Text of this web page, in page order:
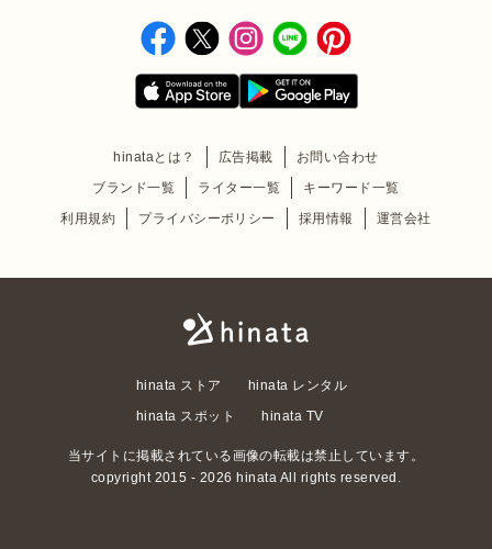
hinataとは？ 広告掲載
お問い合わせ
ブランド一覧
ライター一覧
キーワード一覧
利用規約
プライバシーポリシー 採用情報 運営会社
hinata ストア
hinata レンタル
hinata スポット
hinata TV
当サイトに掲載されている画像の転載は禁止しています。
copyright 2015 - 2026 hinata All rights reserved.